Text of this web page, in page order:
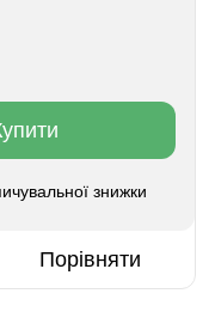
знижки
Порівняти